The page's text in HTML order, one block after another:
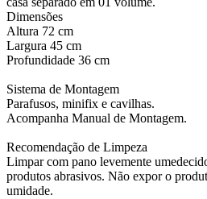
Dimensões
Altura 72 cm
Largura 45 cm
Profundidade 36 cm
Sistema de Montagem
Parafusos, minifix e cavilhas.
Acompanha Manual de Montagem.
Recomendação de Limpeza
Limpar com pano levemente
produtos abrasivos. Não expor o
umidade.